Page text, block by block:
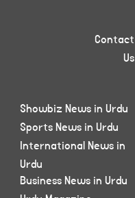
Contact
Us
Showbiz News in Urdu
Sports News in Urdu
International News in
Urdu
Business News in Urdu